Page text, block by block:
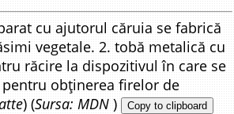
cu ajutorul căruia se fabrică
vegetale. 2. tobă metalică cu
răcire la dispozitivul în care se
obținerea firelor de
) (Sursa: MDN ) Copy to clipboard